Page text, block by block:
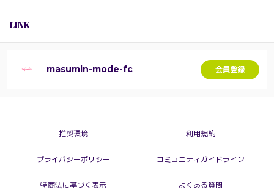
LINK
masumin-mode-fc 会員登録
推奨環境 利用規約
プライバシーポリシー コミュニティガイドライン
特商法に基づく表示 よくある質問